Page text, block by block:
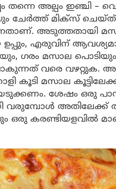
അല്പം ഇഞ്ചി –
ചേർത്ത് മിക്സ് ചെയ്ത്
അടുത്തതായി
എരുവിന്
ഗരം മസാല
വരെ വഴറ്റുക.
കൂടി മസാല
ശേഷം ഒരു
വരുമ്പോൾ അതിലേക്ക്
ഒരു കരണ്ടിയളവിൽ